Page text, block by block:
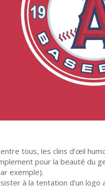
tous, les clins d’œil
pour la beauté
exemple).
à la tentation d’un